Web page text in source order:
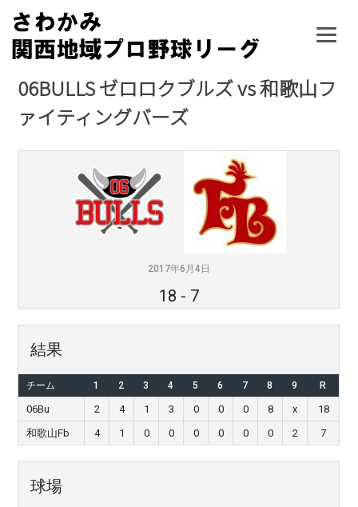
Skip
content
06BULLS ゼロロクブルズ vs 和歌山フ
ァイティングバーズ
2017年6月4日
18 - 7
結果
チーム 1 2 3 4 5 6 7 8 9 R
06Bu 2 4 1 3 0 0 0 8 x
18
和歌山Fb
4 1 0 0 0 0 0 0 2 7
球場